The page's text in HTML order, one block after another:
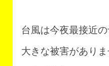
台風は今夜最接近の
大きな被害があり